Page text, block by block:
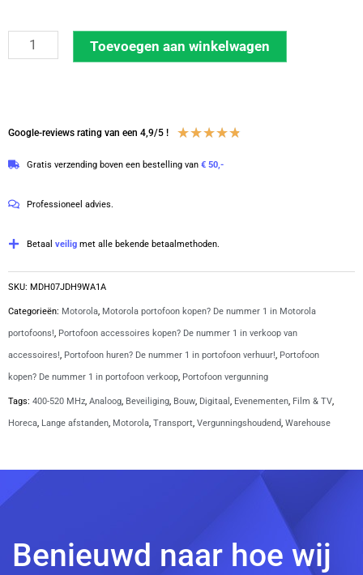
Motorola
R5
-
MHz
portofoon
lader
|
aantal
Toevoegen aan winkelwagen
Google-reviews rating van een 4,9/5 ! ★★★★★
Gratis verzending boven een bestelling van € 50,-
Professioneel advies.
Betaal veilig met alle bekende betaalmethoden.
SKU: MDH07JDH9WA1A
Categorieën: Motorola, Motorola portofoon kopen? De nummer 1 in Motorola
portofoons!, Portofoon accessoires kopen? De nummer 1 in verkoop van
accessoires!, Portofoon huren? De nummer 1 in portofoon verhuur!, Portofoon
kopen? De nummer 1 in portofoon verkoop, Portofoon vergunning
Tags: 400-520 MHz, Analoog, Beveiliging, Bouw, Digitaal , Evenementen, Film & TV,
Horeca, Lange afstanden, Motorola, Transport, Vergunningshoudend, Warehouse
Benieuwd naar hoe wij